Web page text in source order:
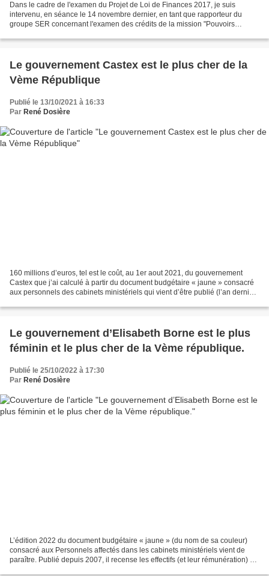
Dans le cadre de l'examen du Projet de Loi de Finances 2017, je suis
intervenu, en séance le 14 novembre dernier, en tant que rapporteur du
groupe SER concernant l'examen des crédits de la mission "Pouvoirs
Le gouvernement Castex est le plus cher de la
Vème République
Publié le 13/10/2021 à 16:33
Par René Dosière
160 millions d’euros, tel est le coût, au 1er aout 2021, du gouvernement
Castex que j’ai calculé à partir du document budgétaire « jaune » consacré
aux personnels des cabinets ministériels qui vient d’être publié (l’an dernier,
Le gouvernement d’Elisabeth Borne est le plus
féminin et le plus cher de la Vème république.
Publié le 25/10/2022 à 17:30
Par René Dosière
L’édition 2022 du document budgétaire « jaune » (du nom de sa couleur)
consacré aux Personnels affectés dans les cabinets ministériels vient de
paraître. Publié depuis 2007, il recense les effectifs (et leur rémunération) du